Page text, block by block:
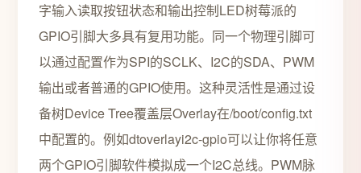
字输入读取按钮状态和输出控制LED树莓派的
GPIO引脚大多具有复用功能。同一个物理引脚可
以通过配置作为SPI的SCLK、I2C的SDA、PWM
输出或者普通的GPIO使用。这种灵活性是通过设
备树Device Tree覆盖层Overlay在/boot/config.txt
中配置的。例如dtoverlayi2c-gpio可以让你将任意
两个GPIO引脚软件模拟成一个I2C总线。PWM脉